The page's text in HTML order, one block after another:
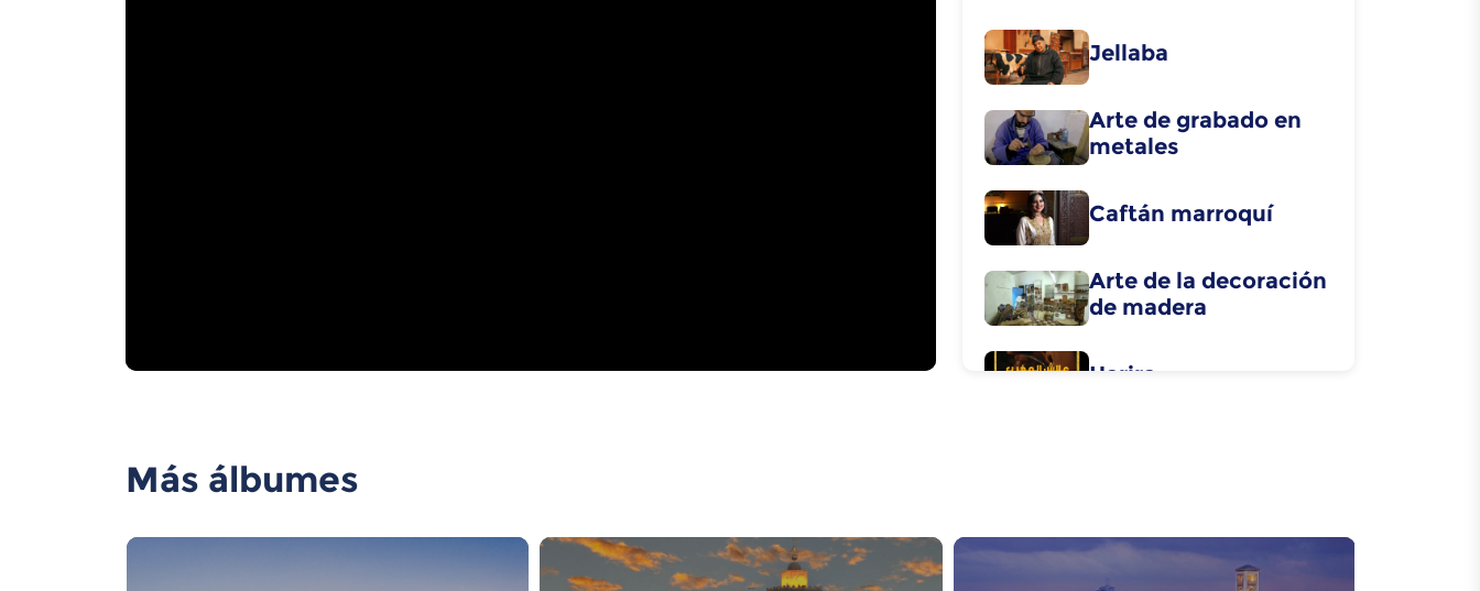
Jellaba
Arte de grabado en
metales
Caftán marroquí
Arte de la decoración
de madera
Harira
Más álbumes